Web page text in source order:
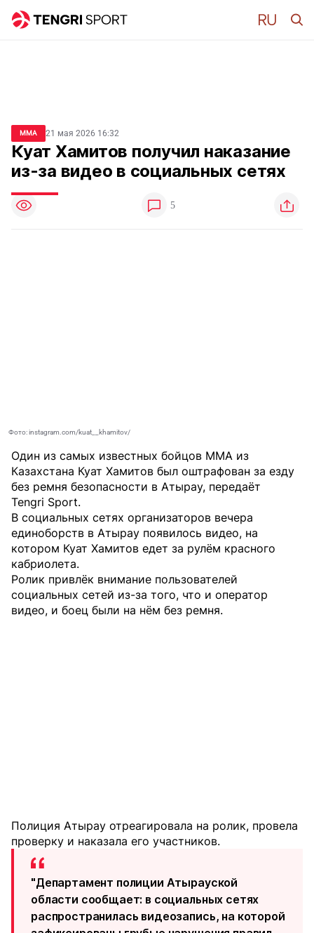
MMA 21 мая 2026 16:32
Куат Хамитов получил наказание
из-за видео в социальных сетях
5
Фото: instagram.com/kuat__khamitov/
Один из самых известных бойцов MMA из
Казахстана Куат Хамитов был оштрафован за езду
без ремня безопасности в Атырау, передаёт
Tengri Sport.
В социальных сетях организаторов вечера
единоборств в Атырау появилось видео, на
котором Куат Хамитов едет за рулём красного
кабриолета.
Ролик привлёк внимание пользователей
социальных сетей из-за того, что и оператор
видео, и боец были на нём без ремня.
Полиция Атырау отреагировала на ролик, провела
проверку и наказала его участников.
"Департамент полиции Атырауской
области сообщает: в социальных сетях
распространилась видеозапись, на которой